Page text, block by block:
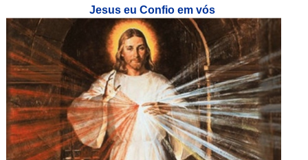
Jesus eu Confio em vós